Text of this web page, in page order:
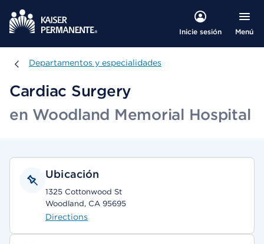
Inicie sesión Menú
Departamentos y especialidades
Departamentos y especialidades
Cardiac Surgery
en Woodland Memorial Hospital
Ubicación
1325 Cottonwood St
Woodland, CA 95695
Directions